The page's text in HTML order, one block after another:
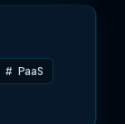
# PaaS